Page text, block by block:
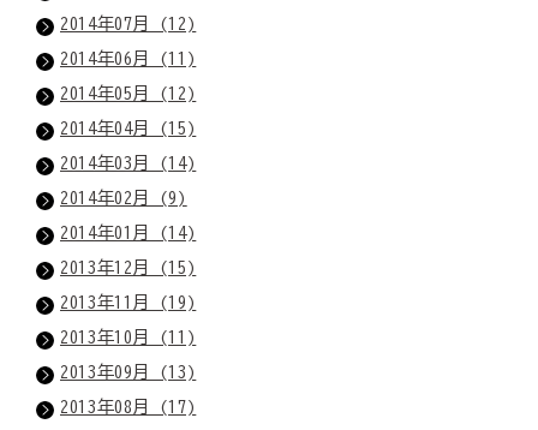
2014年07月 (12)
2014年06月 (11)
2014年05月 (12)
2014年04月 (15)
2014年03月 (14)
2014年02月 (9)
2014年01月 (14)
2013年12月 (15)
2013年11月 (19)
2013年10月 (11)
2013年09月 (13)
2013年08月 (17)